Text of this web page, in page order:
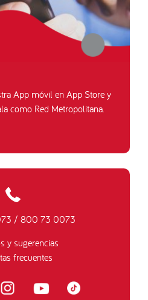
App móvil en App Store y
como Red Metropolitana.
/ 800 73 0073
y sugerencias
frecuentes